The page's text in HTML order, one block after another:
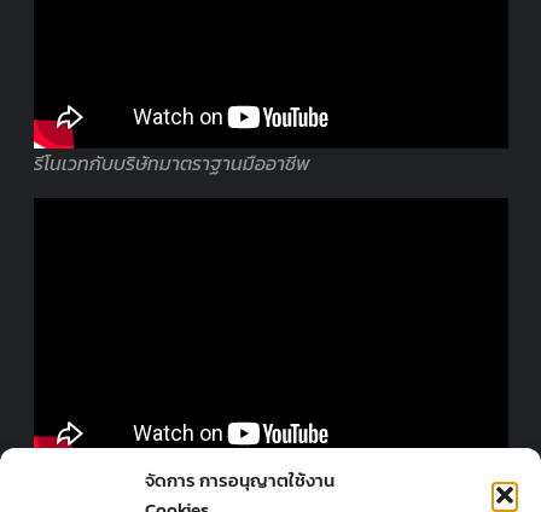
จัดการ การอนุญาตใช้งาน
รีโนเวทกับบริษัทมาตราฐานมืออาชีพ
ออกแบบร้านโดยมืออาชีพ